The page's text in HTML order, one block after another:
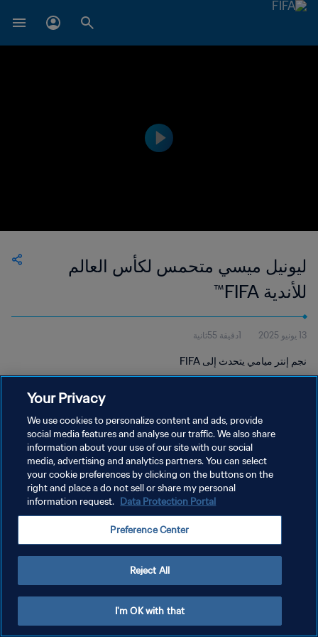
ليونيل ميسي متحمس لكأس العالم
للأندية FIFA™
13 يونيو 2025 1دقيقة 55ثانية
نجم إنتر ميامي يتحدث إلى FIFA
سياسة الخصوصية
شروط الخدمة
إدارة تفضيلات ملفات تعريف الارتباط
Your Privacy
We use cookies to personalize content and ads, provide
social media features and analyse our traffic. We also share
information about your use of our site with our social
media, advertising and analytics partners. You can select
your cookie preferences by clicking on the buttons on the
right and place a do not sell or share my personal
information request. Data Protection Portal
Preference Center
Reject All
I'm OK with that